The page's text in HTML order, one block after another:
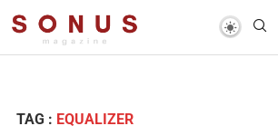
TAG : EQUALIZER